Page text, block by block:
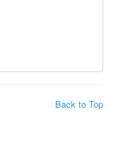
Back to Top